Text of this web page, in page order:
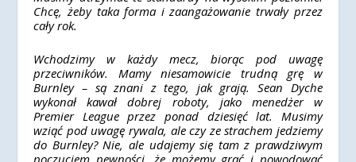
Chcę, żeby taka forma i zaangażowanie trwały przez
cały rok.
Wchodzimy w każdy mecz, biorąc pod uwagę
przeciwników. Mamy niesamowicie trudną grę w
Burnley – są znani z tego, jak grają. Sean Dyche
wykonał kawał dobrej roboty, jako menedżer w
Premier League przez ponad dziesięć lat. Musimy
wziąć pod uwagę rywala, ale czy ze strachem jedziemy
do Burnley? Nie, ale udajemy się tam z prawdziwym
poczuciem pewności, że możemy grać i powodować